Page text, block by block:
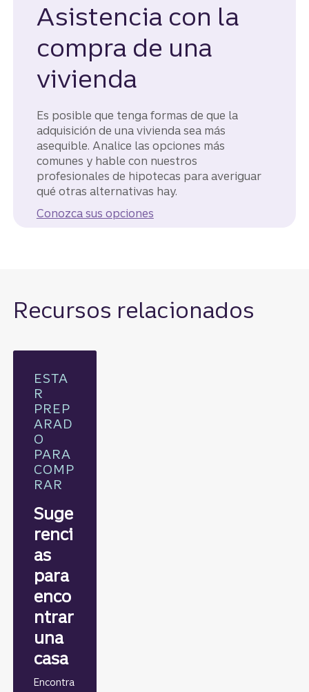
Asistencia con la
compra de una
vivienda
Es posible que tenga formas de que la
adquisición de una vivienda sea más
asequible. Analice las opciones más
comunes y hable con nuestros
profesionales de hipotecas para averiguar
qué otras alternativas hay.
Conozca sus opciones
Recursos relacionados
ESTA
R
PREP
ARAD
O
PARA
COMP
RAR
Suge
renci
as
para
enco
ntrar
una
casa
Encontra